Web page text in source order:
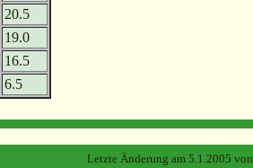
20.5
19.0
16.5
6.5
Letzte Änderung am 5.1.2005 von